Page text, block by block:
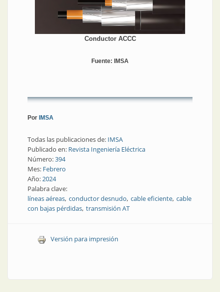
Conductor ACCC
Fuente: IMSA
Por IMSA
Todas las publicaciones de: IMSA
Publicado en: Revista Ingeniería Eléctrica
Número:394
Mes: Febrero
Año:2024
Palabra clave:
líneas aéreas conductor desnudo cable eficiente cable
con bajas pérdidas transmisión AT
Versión para impresión